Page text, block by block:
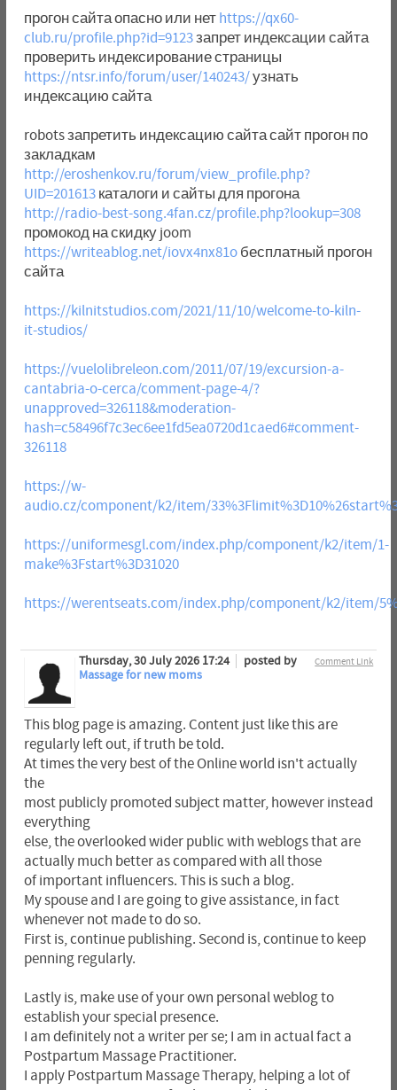
прогон сайта опасно или нет https://qx60-
club.ru/profile.php?id=9123запрет индексации сайта
проверить индексирование страницы
https://ntsr.info/forum/user/140243/узнать
индексацию сайта
robots запретить индексацию сайта сайт прогон по
закладкам
http://eroshenkov.ru/forum/view_profile.php?
UID=201613каталоги и сайты для прогона
http://radio-best-song.4fan.cz/profile.php?lookup=308
промокод на скидку joom
https://writeablog.net/iovx4nx81oбесплатный прогон
сайта
https://kilnitstudios.com/2021/11/10/welcome-to-kiln-
it-studios/
https://vuelolibreleon.com/2011/07/19/excursion-a-
cantabria-o-cerca/comment-page-4/?
unapproved=326118&moderation-
hash=c58496f7c3ec6ee1fd5ea0720d1caed6#comment-
326118
https://w-
audio.cz/component/k2/item/
https://uniformesgl.com/index.php/component/k2/item/1-
make%3Fstart%3D31020
https://werentseats.com/index.php/component/k2/item/
Comment Link
Thursday, 30 July 2026 17:24
posted by
Massage for new moms
This blog page is amazing. Content just like this are
regularly left out, if truth be told.
At times the very best of the Online world isn't actually
the
most publicly promoted subject matter, however instead
everything
else, the overlooked wider public with weblogs that are
actually much better as compared with all those
of important influencers. This is such a blog.
My spouse and I are going to give assistance, in fact
whenever not made to do so.
First is, continue publishing. Second is, continue to keep
penning regularly.
Lastly is, make use of your own personal weblog to
establish your special presence.
I am definitely not a writer per se; I am in actual fact a
Postpartum Massage Practitioner.
I apply Postpartum Massage Therapy, helping a lot of